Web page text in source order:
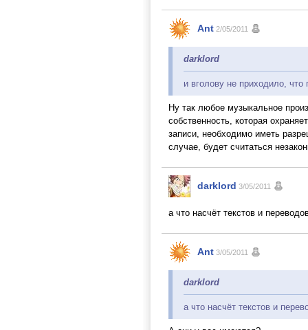
Ant 2/05/2011
darklord
и вголову не приходило, что
Ну так любое музыкальное
собственность, которая
записи, необходимо иметь
случае, будет считаться
darklord 3/05/2011
а что насчёт текстов и
Ant 3/05/2011
darklord
а что насчёт текстов и